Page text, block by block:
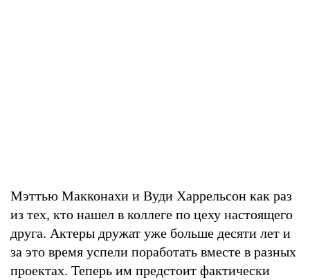
Мэттью Макконахи и Вуди Харрельсон как раз
из тех, кто нашел в коллеге по цеху настоящего
друга. Актеры дружат уже больше десяти лет и
за это время успели поработать вместе в разных
проектах. Теперь им предстоит фактически